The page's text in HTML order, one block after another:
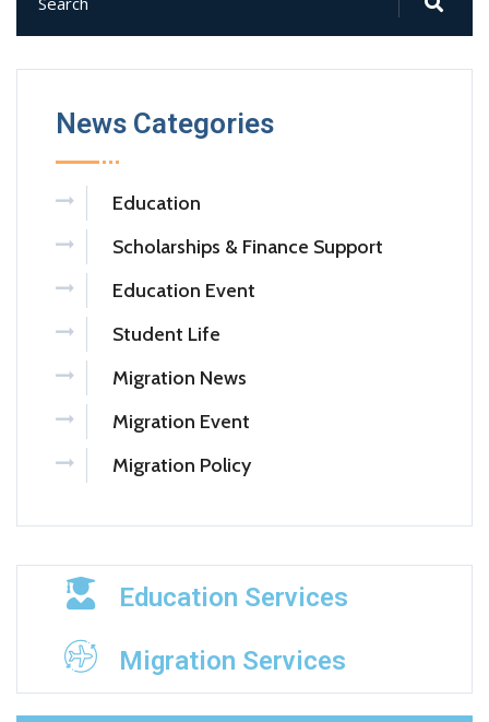
News Categories
Education
Scholarships & Finance Support
Education Event
Student Life
Migration News
Migration Event
Migration Policy
Education Services
Migration Services